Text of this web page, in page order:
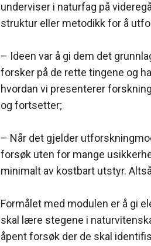
underviser i naturfag på
struktur eller metodikk for å
– Ideen var å gi dem det
forsker på de rette tingene og
hvordan vi presenterer
og fortsetter;
– Når det gjelder
forsøk uten for mange
minimalt av kostbart utstyr.
Formålet med modulen er å gi
skal lære stegene i
åpent forsøk der de skal